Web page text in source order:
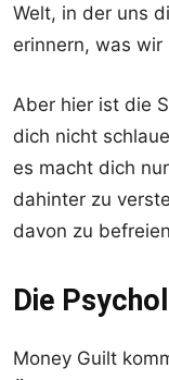
Welt, in der uns
erinnern, was wir
Aber hier ist die
dich nicht
es macht dich nur
dahinter zu
davon zu
Die
Money Guilt